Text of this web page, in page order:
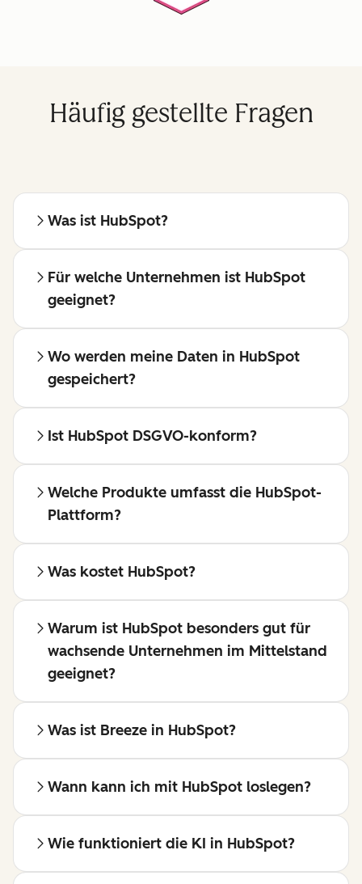
Häufig gestellte Fragen
Was ist HubSpot?
Für welche Unternehmen ist HubSpot
geeignet?
Wo werden meine Daten in HubSpot
gespeichert?
Ist HubSpot DSGVO-konform?
Welche Produkte umfasst die HubSpot-
Plattform?
Was kostet HubSpot?
Warum ist HubSpot besonders gut für
wachsende Unternehmen im Mittelstand
geeignet?
Was ist Breeze in HubSpot?
Wann kann ich mit HubSpot loslegen?
Wie funktioniert die KI in HubSpot?